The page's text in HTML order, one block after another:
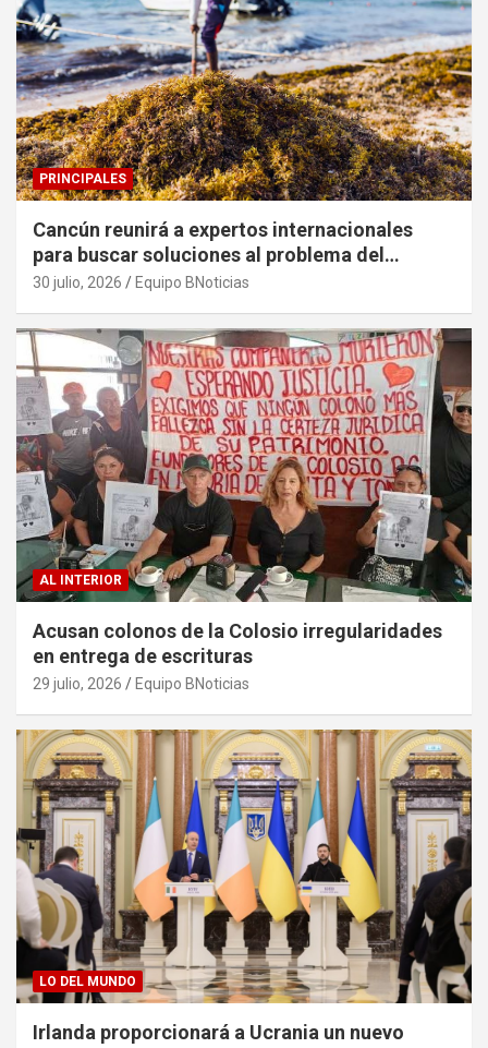
PRINCIPALES
Cancún reunirá a expertos internacionales
para buscar soluciones al problema del
sargazo
30 julio, 2026 Equipo BNoticias
AL INTERIOR
Acusan colonos de la Colosio irregularidades
en entrega de escrituras
29 julio, 2026 Equipo BNoticias
LO DEL MUNDO
Irlanda proporcionará a Ucrania un nuevo